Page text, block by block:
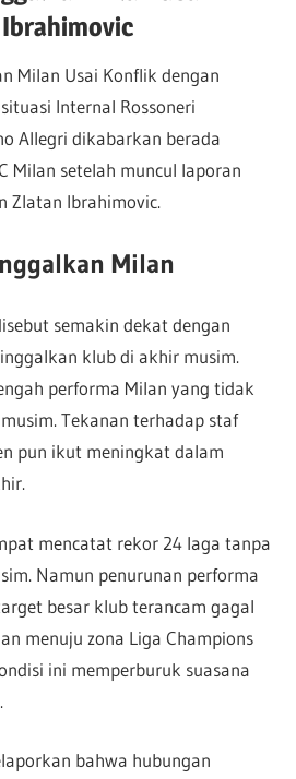
Milan Usai Konflik dengan
Internal Rossoneri
Allegri dikabarkan berada
Milan setelah muncul laporan
Zlatan Ibrahimovic.
Milan
semakin dekat dengan
klub di akhir musim.
performa Milan yang tidak
Tekanan terhadap staf
pun ikut meningkat dalam
mencatat rekor 24 laga tanpa
Namun penurunan performa
besar klub terancam gagal
menuju zona Liga Champions
ini memperburuk suasana
bahwa hubungan